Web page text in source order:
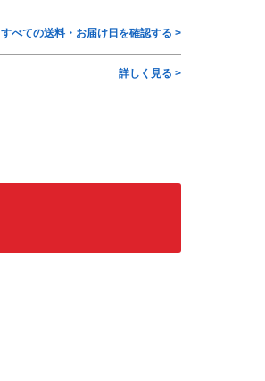
すべての送料・お届け日を確認する >
詳しく見る >